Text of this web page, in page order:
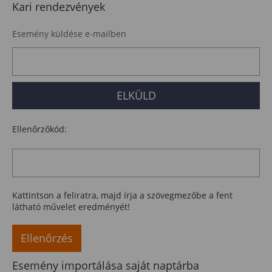
Kari rendezvények
Esemény küldése e-mailben
Ellenőrzőkód:
Kattintson a feliratra, majd írja a szövegmezőbe a fent
látható művelet eredményét!
Ellenőrzés
Esemény importálása saját naptárba